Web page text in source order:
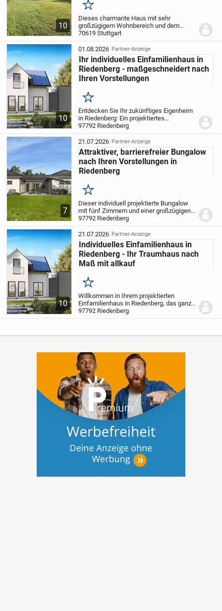
10
Merken
Dieses charmante Haus mit sehr
großzügigem Wohnbereich und dem
einzigartigen Blick in den riesigen Garten
mit fast 1.000 m² großen Grundstück wird
sie begeistern. Ein Kamin verspricht im
Winter...
70619 Stuttgart
10
01.08.2026 Partner-Anzeige
Ihr individuelles Einfamilienhaus in
Riedenberg - maßgeschneidert nach
Ihren Vorstellungen
Merken
Entdecken Sie Ihr zukünftiges Eigenheim
in Riedenberg: Ein projektiertes
Einfamilienhaus, das ganz nach Ihren
Wünschen gestaltet werden kann. Mit
fünf Zimmern, verteilt auf zwei Ebenen,
genießen Sie...
97792 Riedenberg
7
21.07.2026 Partner-Anzeige
Attraktiver, barrierefreier Bungalow
nach Ihren Vorstellungen in
Riedenberg
Merken
Dieser individuell projektierte Bungalow
mit fünf Zimmern und einer großzügigen
Wohnfläche von 171,56 m² auf einem 868
m² großen Grundstück in Riedenberg
ermöglicht Ihnen, Ihre persönlichen
Wünsche...
97792 Riedenberg
10
21.07.2026 Partner-Anzeige
Individuelles Einfamilienhaus in
Riedenberg - Ihr Traumhaus nach
Maß mit allkauf
Merken
Willkommen in Ihrem projektierten
Einfamilienhaus in Riedenberg, das ganz
nach Ihren Wünschen und Vorstellungen
gestaltet wird. Dieses moderne Zuhause
Ihnen mit...
97792 Riedenberg